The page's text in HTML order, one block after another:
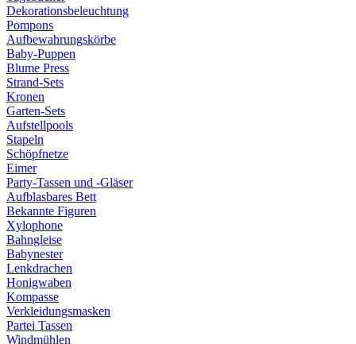
Dekorationsbeleuchtung
Pompons
Aufbewahrungskörbe
Baby-Puppen
Blume Press
Strand-Sets
Kronen
Garten-Sets
Aufstellpools
Stapeln
Schöpfnetze
Eimer
Party-Tassen und -Gläser
Aufblasbares Bett
Bekannte Figuren
Xylophone
Bahngleise
Babynester
Lenkdrachen
Honigwaben
Kompasse
Verkleidungsmasken
Partei Tassen
Windmühlen